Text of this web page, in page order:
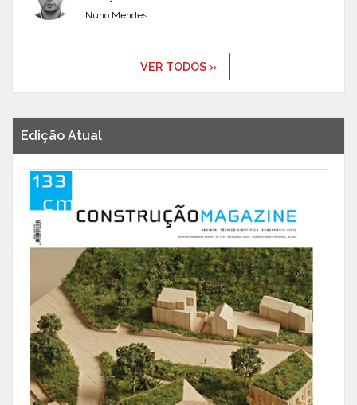
Nuno Mendes
VER TODOS »
Edição Atual